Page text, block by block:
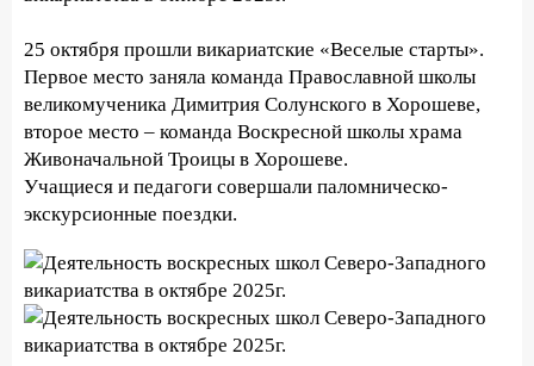
25 октября прошли викариатские «Веселые старты».
Первое место заняла команда Православной школы
великомученика Димитрия Солунского в Хорошеве,
второе место – команда Воскресной школы храма
Живоначальной Троицы в Хорошеве.
Учащиеся и педагоги совершали паломническо-
экскурсионные поездки.